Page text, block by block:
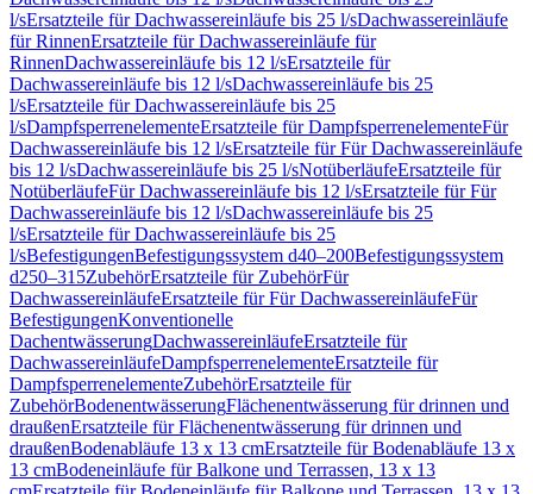
l/sErsatzteile für Dachwassereinläufe bis 25 l/sDachwassereinläufe
für RinnenErsatzteile für Dachwassereinläufe für
RinnenDachwassereinläufe bis 12 l/sErsatzteile für
Dachwassereinläufe bis 12 l/sDachwassereinläufe bis 25
l/sErsatzteile für Dachwassereinläufe bis 25
l/sDampfsperrenelementeErsatzteile für DampfsperrenelementeFür
Dachwassereinläufe bis 12 l/sErsatzteile für Für Dachwassereinläufe
bis 12 l/sDachwassereinläufe bis 25 l/sNotüberläufeErsatzteile für
NotüberläufeFür Dachwassereinläufe bis 12 l/sErsatzteile für Für
Dachwassereinläufe bis 12 l/sDachwassereinläufe bis 25
l/sErsatzteile für Dachwassereinläufe bis 25
l/sBefestigungenBefestigungssystem d40–200Befestigungssystem
d250–315ZubehörErsatzteile für ZubehörFür
DachwassereinläufeErsatzteile für Für DachwassereinläufeFür
BefestigungenKonventionelle
DachentwässerungDachwassereinläufeErsatzteile für
DachwassereinläufeDampfsperrenelementeErsatzteile für
DampfsperrenelementeZubehörErsatzteile für
ZubehörBodenentwässerungFlächenentwässerung für drinnen und
draußenErsatzteile für Flächenentwässerung für drinnen und
draußenBodenabläufe 13 x 13 cmErsatzteile für Bodenabläufe 13 x
13 cmBodeneinläufe für Balkone und Terrassen, 13 x 13